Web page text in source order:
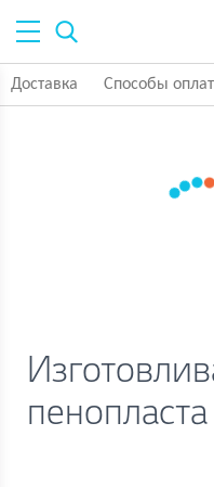
Доставка Способы